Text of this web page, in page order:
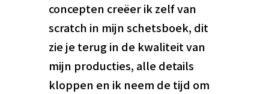
concepten creëer ik zelf van
scratch in mijn schetsboek, dit
zie je terug in de kwaliteit van
mijn producties, alle details
kloppen en ik neem de tijd om